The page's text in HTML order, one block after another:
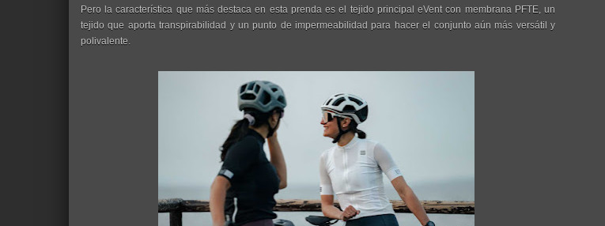
Pero la característica que más destaca en esta prenda es el tejido principal eVent con membrana PFTE, un
tejido que aporta transpirabilidad y un punto de impermeabilidad para hacer el conjunto aún más versátil y
polivalente.